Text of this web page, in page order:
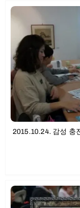
2015.10.24. 감성 충